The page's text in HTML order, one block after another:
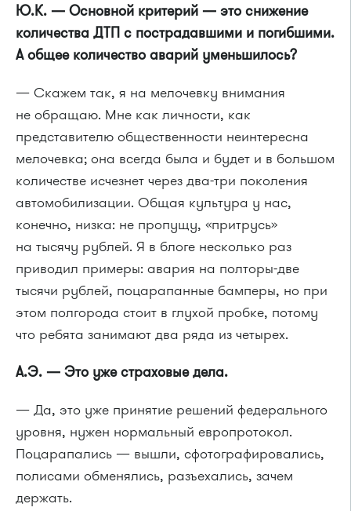
Ю.К. — Основной критерий — это снижение
количества ДТП с пострадавшими и погибшими.
А общее количество аварий уменьшилось?
— Скажем так, я на мелочевку внимания
не обращаю. Мне как личности, как
представителю общественности неинтересна
мелочевка; она всегда была и будет и в большом
количестве исчезнет через два-три поколения
автомобилизации. Общая культура у нас,
конечно, низка: не пропущу, «притрусь»
на тысячу рублей. Я в блоге несколько раз
приводил примеры: авария на полторы-две
тысячи рублей, поцарапанные бамперы, но при
этом полгорода стоит в глухой пробке, потому
что ребята занимают два ряда из четырех.
А.Э. — Это уже страховые дела.
— Да, это уже принятие решений федерального
уровня, нужен нормальный европротокол.
Поцарапались — вышли, сфотографировались,
полисами обменялись, разъехались, зачем
держать.